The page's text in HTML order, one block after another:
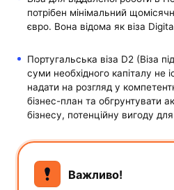
потрібен мінімальний
євро. Вона відома як віза
Португальська віза D2 (Віза
суми необхідного капіталу не
надати на розгляд у
бізнес-план та обгрунтувати
бізнесу, потенційну вигоду
Важливо!